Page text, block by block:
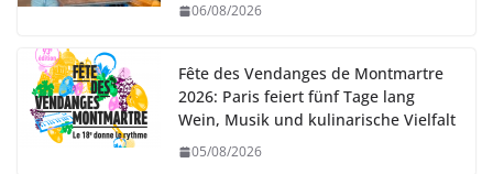
06/08/2026
Fête des Vendanges de Montmartre
2026: Paris feiert fünf Tage lang
Wein, Musik und kulinarische Vielfalt
05/08/2026